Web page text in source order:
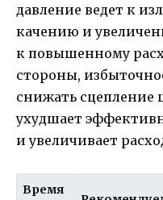
давление ведет к
качению и
к повышенному
стороны,
снижать сцепление
ухудшает
и увеличивает
Время